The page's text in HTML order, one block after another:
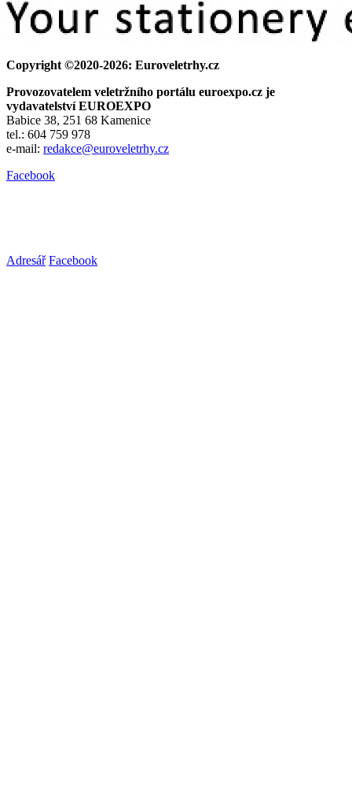
Copyright ©2020-2026: Euroveletrhy.cz
Provozovatelem veletržního portálu euroexpo.cz je
vydavatelství EUROEXPO
Babice 38, 251 68 Kamenice
tel.: 604 759 978
e-mail: redakce@euroveletrhy.cz
Facebook
Adresář Facebook